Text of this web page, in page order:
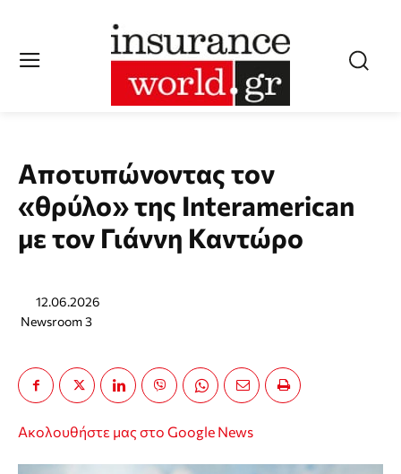
Αποτυπώνοντας τoν
«θρύλο» της Interamerican
με τον Γιάννη Καντώρο
12.06.2026
Newsroom 3
Ακολουθήστε μας στο Google News